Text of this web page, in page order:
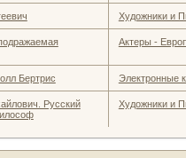
Художники и
Актеры -
Бертрис Электронные
Русский
Художники и